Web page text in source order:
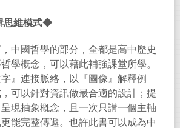
思維模式◆
，中國哲學的部分，全都是高中歷史
學概念，可以藉此補強課堂所學。
』連接脈絡，以『圖像』解釋例
可以針對資訊做最合適的設計；提
現抽象概念，且一次只講一個主軸
能完整傳遞。也許此書可以成為中